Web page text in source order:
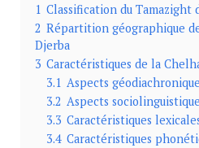
1 Classification du Tamazight
2 Répartition géographique
Djerba
3 Caractéristiques de la
3.1 Aspects
3.2 Aspects
3.3 Caractéristiques
3.4 Caractéristiques